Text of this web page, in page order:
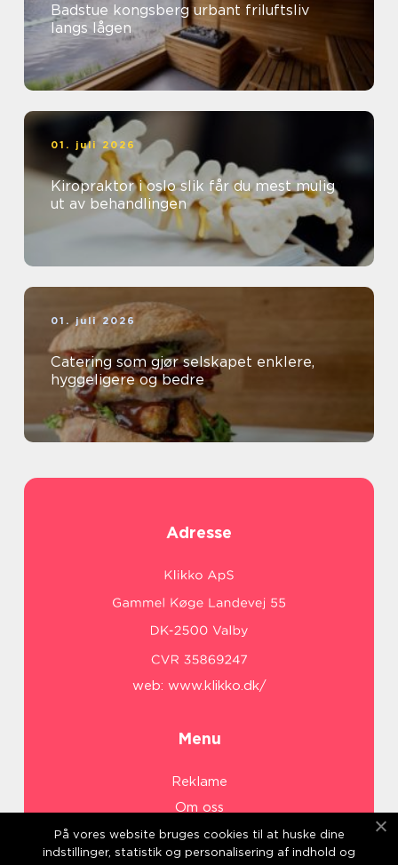
Badstue kongsberg urbant friluftsliv
langs lågen
01. juli 2026
Kiropraktor i oslo slik får du mest mulig
ut av behandlingen
01. juli 2026
Catering som gjør selskapet enklere,
hyggeligere og bedre
Adresse
web: www.klikko.dk/
Menu
Reklame
Om oss
Cookies
Kontakt Oss
På vores website bruges cookies til at huske dine
indstillinger, statistik og personalisering af indhold og